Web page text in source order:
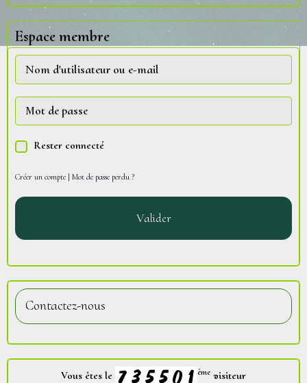
Espace membre
Rester connecté
Créer un compte | Mot de passe perdu ?
Valider
Contactez-nous
Vous êtes le ème visiteur